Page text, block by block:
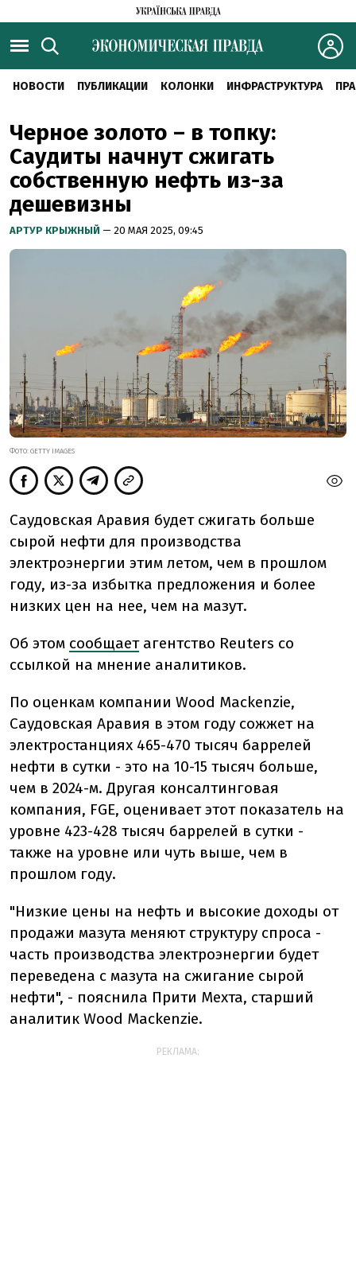
НОВОСТИ ПУБЛИКАЦИИ КОЛОНКИ ИНФРАСТРУКТУРА
Черное золото – в топку:
Саудиты начнут сжигать
собственную нефть из-за
дешевизны
АРТУР КРЫЖНЫЙ — 20 МАЯ 2025, 09:45
ФОТО: GETTY IMAGES
Саудовская Аравия будет сжигать больше
сырой нефти для производства
электроэнергии этим летом, чем в прошлом
году, из-за избытка предложения и более
низких цен на нее, чем на мазут.
Об этом сообщаетагентство Reuters со
ссылкой на мнение аналитиков.
По оценкам компании Wood Mackenzie,
Саудовская Аравия в этом году сожжет на
электростанциях 465-470 тысяч баррелей
нефти в сутки - это на 10-15 тысяч больше,
чем в 2024-м. Другая консалтинговая
компания, FGE, оценивает этот показатель на
уровне 423-428 тысяч баррелей в сутки -
также на уровне или чуть выше, чем в
прошлом году.
"Низкие цены на нефть и высокие доходы от
продажи мазута меняют структуру спроса -
часть производства электроэнергии будет
переведена с мазута на сжигание сырой
нефти", - пояснила Прити Мехта, старший
аналитик Wood Mackenzie.
РЕКЛАМА: